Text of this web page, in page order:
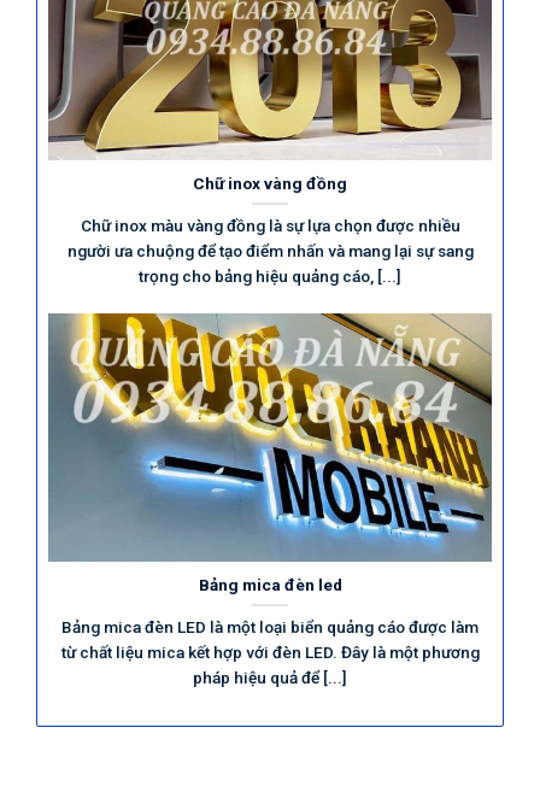
Chữ inox vàng đồng
Chữ inox màu vàng đồng là sự lựa chọn được nhiều
người ưa chuộng để tạo điểm nhấn và mang lại sự sang
trọng cho bảng hiệu quảng cáo, [...]
Bảng mica đèn led
Bảng mica đèn LED là một loại biển quảng cáo được làm
từ chất liệu mica kết hợp với đèn LED. Đây là một phương
pháp hiệu quả để [...]